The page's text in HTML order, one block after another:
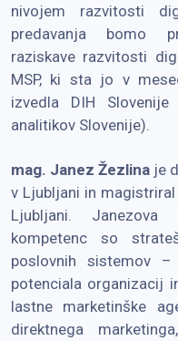
nivojem razvitosti
predavanja bomo
raziskave razvitosti
MSP, ki sta jo v
izvedla DIH
analitikov Slovenije).
mag. Janez Žezlina je
v Ljubljani in
Ljubljani. Janezova
kompetenc so
poslovnih sistemov
potenciala organizacij
lastne marketinške
direktnega